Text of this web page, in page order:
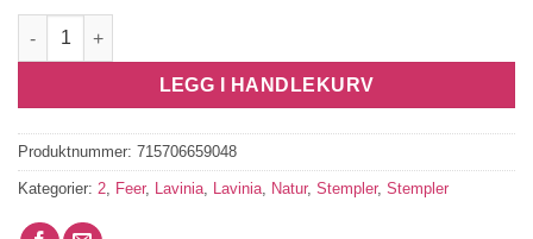
Moon Fairy LAV041 antall
LEGG I HANDLEKURV
Produktnummer: 715706659048
Kategorier: 2 Feer, Lavinia Lavinia Natur, Stempler, Stempler